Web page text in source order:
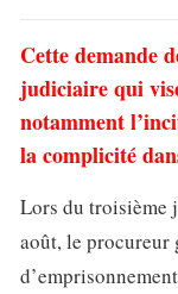
Cette demande
judiciaire qui
notamment
la complicité
Lors du troisième
août, le procureur